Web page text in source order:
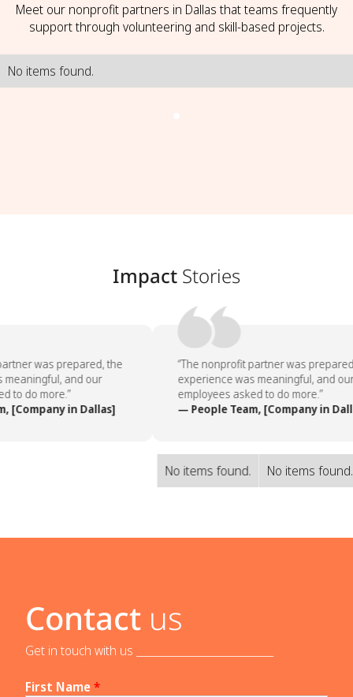
Meet our nonprofit partners in Dallas that teams frequently
support through volunteering and skill-based projects.
No items found.
Impact Stories
was prepared, the
and our
to do more.”
[Company in Dallas]
“The nonprofit partner was
experience was meaningful, and our
employees asked to do more.”
— People Team, [Company in
No items found. No items found.
Contact us
Get in touch with us _____________________________
First Name*